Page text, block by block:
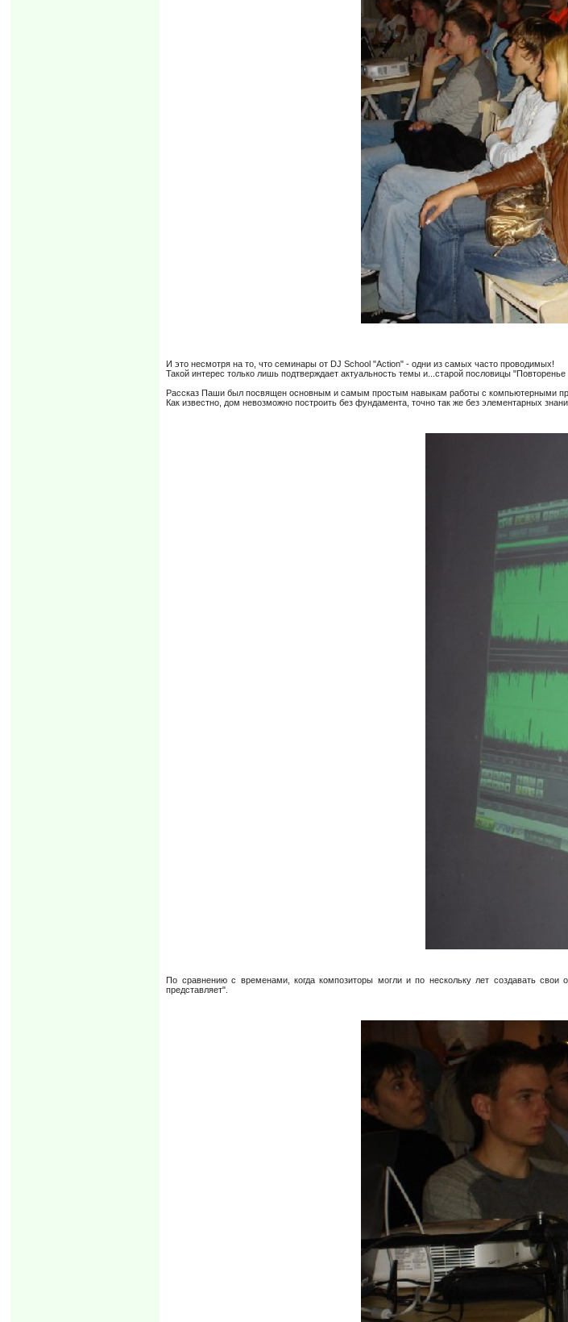
И это несмотря на то, что семинары от DJ School "Action" - одни из самых часто проводимых!
Такой интерес только лишь подтверждает актуальность темы и...старой пословицы
Рассказ Паши был посвящен основным и самым простым навыкам работы с компьютерными
Как известно, дом невозможно построить без фундамента, точно так же без элементарных
По сравнению с временами, когда композиторы могли и по нескольку лет создавать
представляет".